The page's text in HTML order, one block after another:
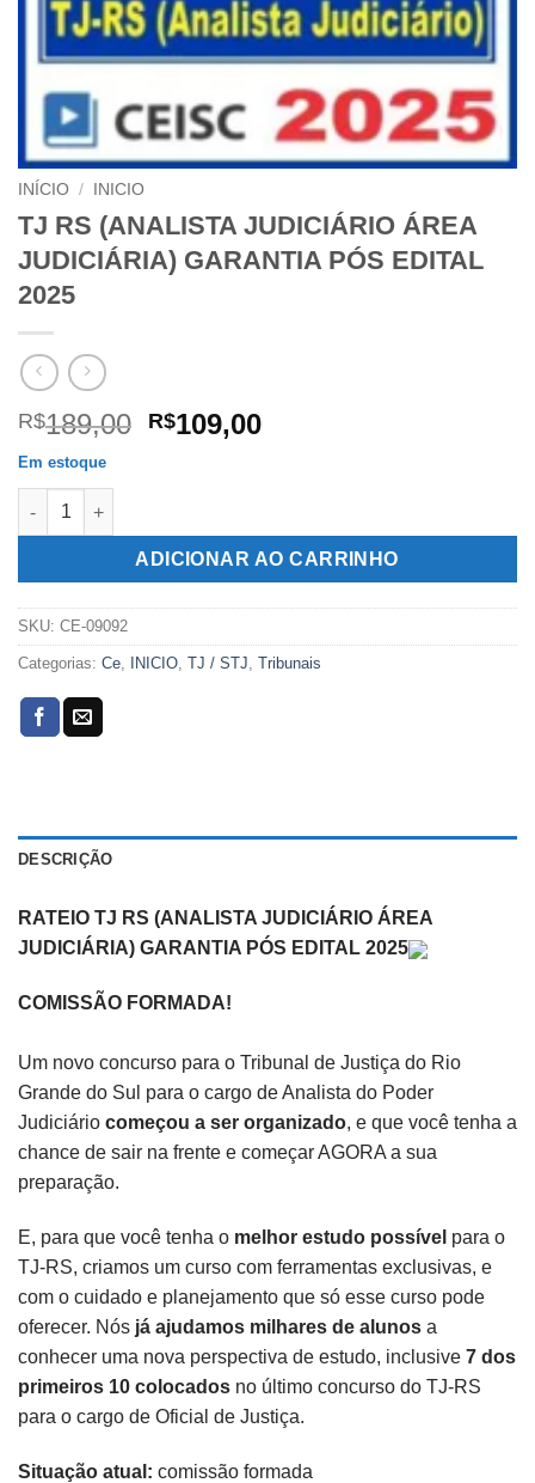
INÍCIO / INICIO
TJ RS (ANALISTA JUDICIÁRIO ÁREA
JUDICIÁRIA) GARANTIA PÓS EDITAL
2025
R$189,00 O
R$189,00.
R$109,00O
R$109,00.
Em estoque
TJ RS (ANALISTA JUDICIÁRIO ÁREA JUDICIÁRIA) GARANTIA
ADICIONAR AO CARRINHO
SKU: CE-09092
Categorias: Ce, INICIO, TJ / STJ, Tribunais
DESCRIÇÃO
RATEIO TJ RS (ANALISTA JUDICIÁRIO ÁREA
JUDICIÁRIA) GARANTIA PÓS EDITAL 2025
COMISSÃO FORMADA!
Um novo concurso para o Tribunal de Justiça do Rio
Grande do Sul para o cargo de Analista do Poder
Judiciário começou a ser organizado, e que você tenha a
chance de sair na frente e começar AGORA a sua
preparação.
E, para que você tenha o melhor estudo possível para o
TJ-RS, criamos um curso com ferramentas exclusivas, e
com o cuidado e planejamento que só esse curso pode
oferecer. Nós já ajudamos milhares de alunos a
conhecer uma nova perspectiva de estudo, inclusive 7 dos
primeiros 10 colocados no último concurso do TJ-RS
para o cargo de Oficial de Justiça.
Situação atual: comissão formada